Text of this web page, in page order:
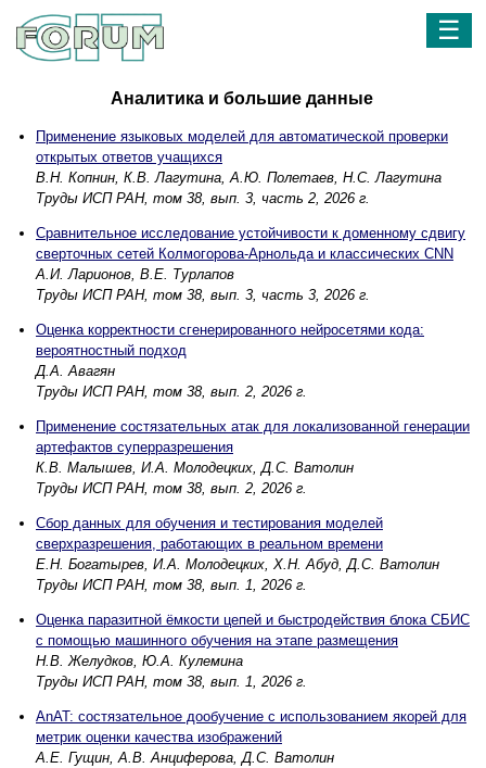
☰
Аналитика и большие данные
Применение языковых моделей для автоматической проверки
открытых ответов учащихся
В.Н. Копнин, К.В. Лагутина, А.Ю. Полетаев, Н.С. Лагутина
Труды ИСП РАН, том 38, вып. 3, часть 2, 2026 г.
Сравнительное исследование устойчивости к доменному сдвигу
сверточных сетей Колмогорова-Арнольда и классических CNN
А.И. Ларионов, В.Е. Турлапов
Труды ИСП РАН, том 38, вып. 3, часть 3, 2026 г.
Оценка корректности сгенерированного нейросетями кода:
вероятностный подход
Д.А. Авагян
Труды ИСП РАН, том 38, вып. 2, 2026 г.
Применение состязательных атак для локализованной генерации
артефактов суперразрешения
К.В. Малышев, И.А. Молодецких, Д.С. Ватолин
Труды ИСП РАН, том 38, вып. 2, 2026 г.
Сбор данных для обучения и тестирования моделей
сверхразрешения, работающих в реальном времени
Е.Н. Богатырев, И.А. Молодецких, Х.Н. Абуд, Д.С. Ватолин
Труды ИСП РАН, том 38, вып. 1, 2026 г.
Оценка паразитной ёмкости цепей и быстродействия блока СБИС
с помощью машинного обучения на этапе размещения
Н.В. Желудков, Ю.А. Кулемина
Труды ИСП РАН, том 38, вып. 1, 2026 г.
AnAT: состязательное дообучение с использованием якорей для
метрик оценки качества изображений
А.Е. Гущин, А.В. Анциферова, Д.С. Ватолин